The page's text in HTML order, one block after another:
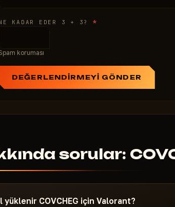
KADAR EDER 3 + 3? *
koruması
DEĞERLENDIRMEYI GÖNDER
sorular:
yüklenir COVCHEG için Valorant?